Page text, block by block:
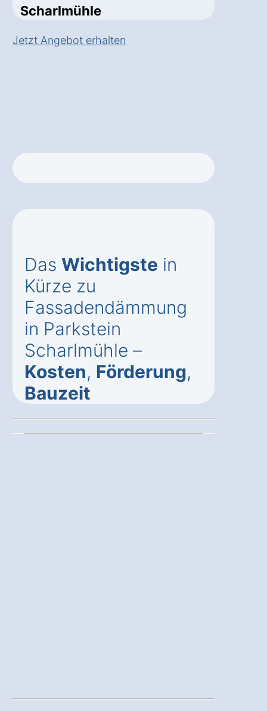
Scharlmühle
Jetzt Angebot erhalten
Das Wichtigste in
Kürze zu
Fassadendämmung
in Parkstein
Scharlmühle –
Kosten, Förderung,
Bauzeit